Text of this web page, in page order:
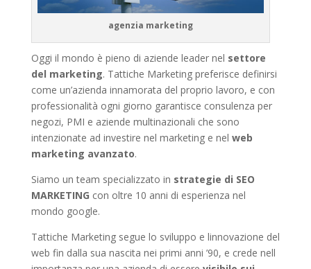
agenzia marketing
Oggi il mondo è pieno di aziende leader nel settore
del marketing. Tattiche Marketing preferisce definirsi
come un’azienda innamorata del proprio lavoro, e con
professionalità ogni giorno garantisce consulenza per
negozi, PMI e aziende multinazionali che sono
intenzionate ad investire nel marketing e nel web
marketing avanzato.
Siamo un team specializzato in strategie di SEO
MARKETING con oltre 10 anni di esperienza nel
mondo google.
Tattiche Marketing segue lo sviluppo e linnovazione del
web fin dalla sua nascita nei primi anni ’90, e crede nell